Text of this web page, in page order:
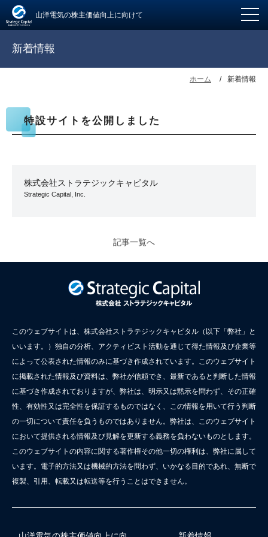
山洋電気の株主価値向上に向けて
新着情報
ホーム 新着情報
特設サイトを公開しました
株式会社ストラテジックキャピタル
Strategic Capital, Inc.
記事一覧へ
このウェブサイトは、株式会社ストラテジックキャピタル（以下「弊社」と
いいます。）独自の分析、アクティビスト活動を通じて得た情報及び企業等
によって公表された情報のみに基づき作成されています。このウェブサイト
に掲載された情報及び資料は、弊社が信頼でき、最新であると判断した情報
に基づき作成されておりますが、弊社は、明示又は黙示を問わず、その正確
性、有効性又は完全性を保証するものではなく、この情報を用いて行う判断
の一切について責任を負うものではありません。弊社は、このウェブサイト
において提供される情報及び見解を更新する義務を負わないものとします。
このウェブサイトの内容に関する著作権その他一切の権利は、弊社に属して
います。電子的方法又は機械的方法を問わず、いかなる目的であれ、無断で
複製、引用、転載又は転送等を行うことはできません。